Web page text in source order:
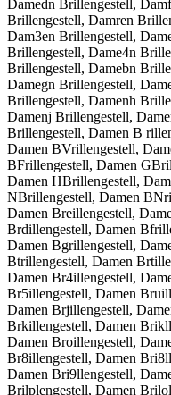
Damedn Brillengestell,
Brillengestell, Damren
Dam3en Brillengestell,
Brillengestell, Dame4n
Brillengestell, Damebn
Damegn Brillengestell,
Brillengestell, Damenh
Damenj Brillengestell,
Brillengestell, Damen B
Damen BVrillengestell,
BFrillengestell, Damen
Damen HBrillengestell,
NBrillengestell, Damen
Damen Breillengestell,
Brdillengestell, Damen
Damen Bgrillengestell,
Btrillengestell, Damen
Damen Br4illengestell,
Br5illengestell, Damen
Damen Brjillengestell,
Brkillengestell, Damen
Damen Broillengestell,
Br8illengestell, Damen
Damen Bri9llengestell,
Brilplengestell, Damen